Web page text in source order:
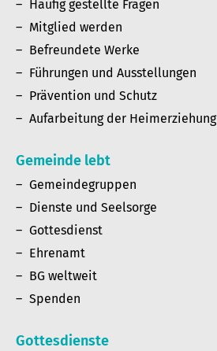
Häufig gestellte Fragen
Mitglied werden
Befreundete Werke
Führungen und Ausstellungen
Prävention und Schutz
Aufarbeitung der Heimerziehung
Gemeinde lebt
Gemeindegruppen
Dienste und Seelsorge
Gottesdienst
Ehrenamt
BG weltweit
Spenden
Gottesdienste